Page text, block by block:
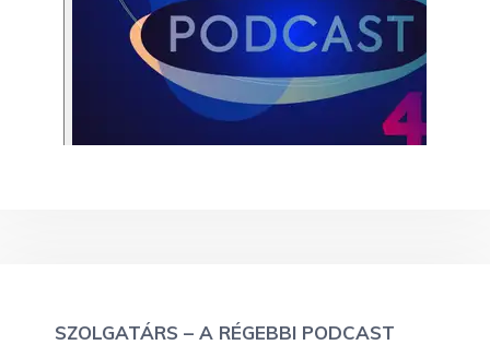
SZOLGATÁRS – A RÉGEBBI PODCAST